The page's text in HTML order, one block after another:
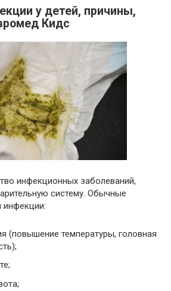
у детей, причины,
Кидс
инфекционных заболеваний,
систему. Обычные
(повышение температуры, головная